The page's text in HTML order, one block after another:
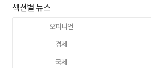
섹션별 뉴스
오피니언
경제
국제